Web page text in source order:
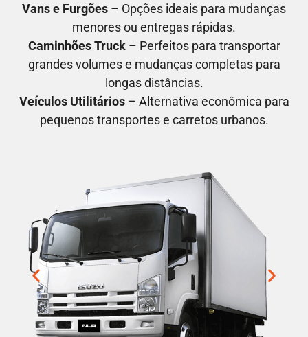
Vans e Furgões – Opções ideais para mudanças
menores ou entregas rápidas.
Caminhões Truck– Perfeitos para transportar
grandes volumes e mudanças completas para
longas distâncias.
Veículos Utilitários– Alternativa econômica para
pequenos transportes e carretos urbanos.